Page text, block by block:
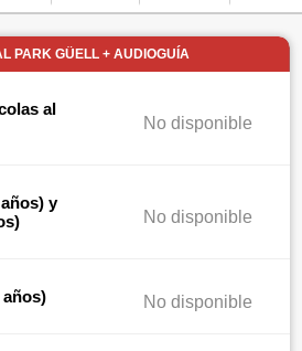
PARK GÜELL + AUDIOGUÍA
al
No disponible
y
No disponible
años) No disponible